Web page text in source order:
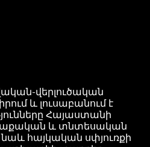
վերլուծական
և լուսաբանում է
Հայաստանի
և տնտեսական
նաև հայկական սփյուռքի